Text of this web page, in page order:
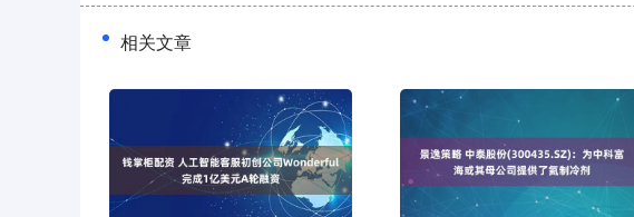
相关文章